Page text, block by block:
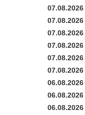
07.08.2026
07.08.2026
07.08.2026
07.08.2026
07.08.2026
07.08.2026
06.08.2026
06.08.2026
06.08.2026